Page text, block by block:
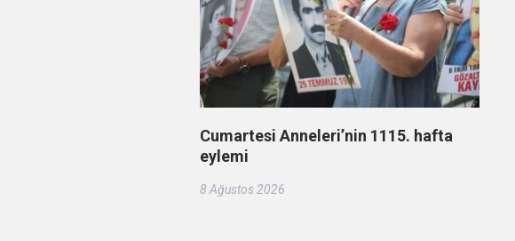
Cumartesi Anneleri’nin 1115. hafta
eylemi
8 Ağustos 2026